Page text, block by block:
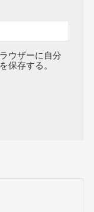
ウザーに自分
保存する。